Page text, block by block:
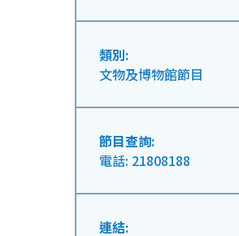
類別:
文物及博物館節目
節目查詢:
電話: 21808188
連結: